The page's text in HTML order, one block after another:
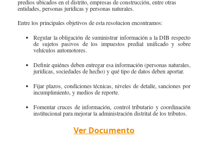
predios ubicados en el distrito, empresas de construcción, entre otras
entidades, personas jurídicas y personas naturales.
Entre los principales objetivos de esta resolucion encontramos:
​Regular la obligación de suministrar información a la DIB respecto
de sujetos pasivos de los impuestos predial unificado y sobre
vehículos automotores.
Definir quiénes deben entregar esa información (personas naturales,
jurídicas, sociedades de hecho) y qué tipo de datos deben aportar.
Fijar plazos, condiciones técnicas, niveles de detalle, sanciones por
incumplimiento, y medios de reporte.
Fomentar cruces de información, control tributario y coordinación
institucional para mejorar la administración distrital de los tributos.
Ver Documento